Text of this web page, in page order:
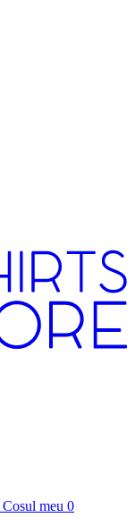
Cosul meu 0